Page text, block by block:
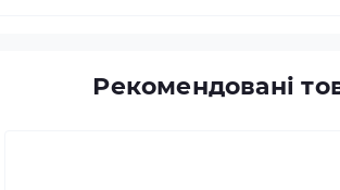
Рекомендовані